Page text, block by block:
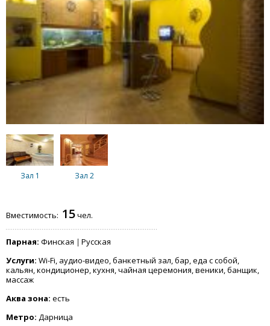
Зал 1 Зал 2
Вместимость: 15чел.
Парная: Финская
Русская
Услуги: Wi-Fi, аудио-видео, банкетный зал, бар, еда с собой,
кальян, кондиционер, кухня, чайная церемония, веники, банщик,
массаж
Аква зона: есть
Метро: Дарница